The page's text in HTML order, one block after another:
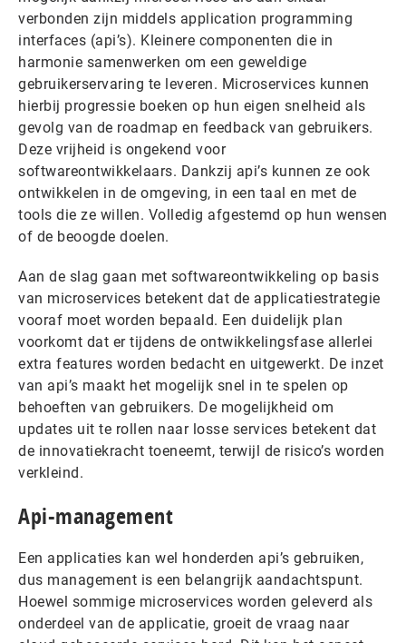
verbonden zijn middels application programming
interfaces (api’s). Kleinere componenten die in
harmonie samenwerken om een geweldige
gebruikerservaring te leveren. Microservices kunnen
hierbij progressie boeken op hun eigen snelheid als
gevolg van de roadmap en feedback van gebruikers.
Deze vrijheid is ongekend voor
softwareontwikkelaars. Dankzij api’s kunnen ze ook
ontwikkelen in de omgeving, in een taal en met de
tools die ze willen. Volledig afgestemd op hun wensen
of de beoogde doelen.
Aan de slag gaan met softwareontwikkeling op basis
van microservices betekent dat de applicatiestrategie
vooraf moet worden bepaald. Een duidelijk plan
voorkomt dat er tijdens de ontwikkelingsfase allerlei
extra features worden bedacht en uitgewerkt. De inzet
van api’s maakt het mogelijk snel in te spelen op
behoeften van gebruikers. De mogelijkheid om
updates uit te rollen naar losse services betekent dat
de innovatiekracht toeneemt, terwijl de risico’s worden
verkleind.
Api-management
Een applicaties kan wel honderden api’s gebruiken,
dus management is een belangrijk aandachtspunt.
Hoewel sommige microservices worden geleverd als
onderdeel van de applicatie, groeit de vraag naar